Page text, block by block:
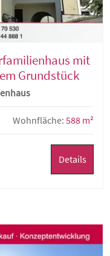
mit
Grundstück
Wohnfläche: 588 m²
Details